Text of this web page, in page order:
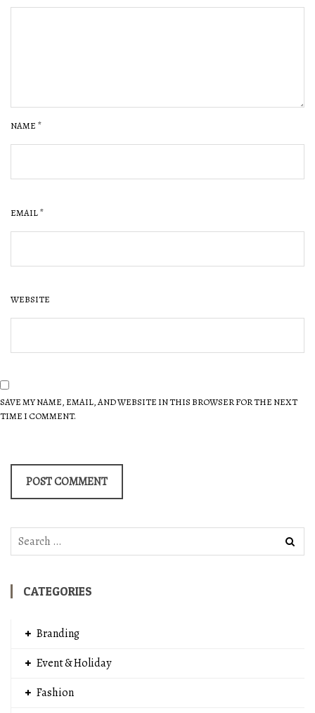
NAME *
EMAIL*
WEBSITE
SAVE MY NAME, EMAIL, AND WEBSITE IN THIS BROWSER FOR THE NEXT
TIME I COMMENT.
Search
for:
CATEGORIES
Branding
Event & Holiday
Fashion